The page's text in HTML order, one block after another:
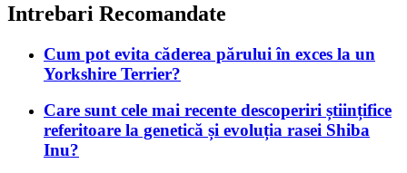
Intrebari Recomandate
Cum pot evita căderea părului în exces la un
Yorkshire Terrier?
Care sunt cele mai recente descoperiri științifice
referitoare la genetică și evoluția rasei Shiba
Inu?